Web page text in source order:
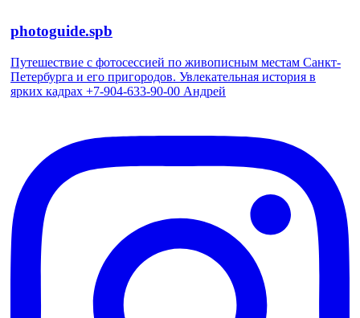
photoguide.spb
Путешествие с фотосессией по живописным местам Санкт-
Петербурга и его пригородов. Увлекательная история в
ярких кадрах +7-904-633-90-00 Андрей